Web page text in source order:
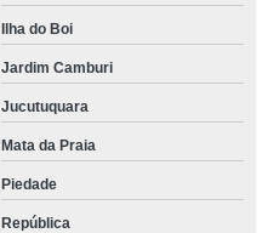
Ilha do Boi
Jardim Camburi
Jucutuquara
Mata da Praia
Piedade
República